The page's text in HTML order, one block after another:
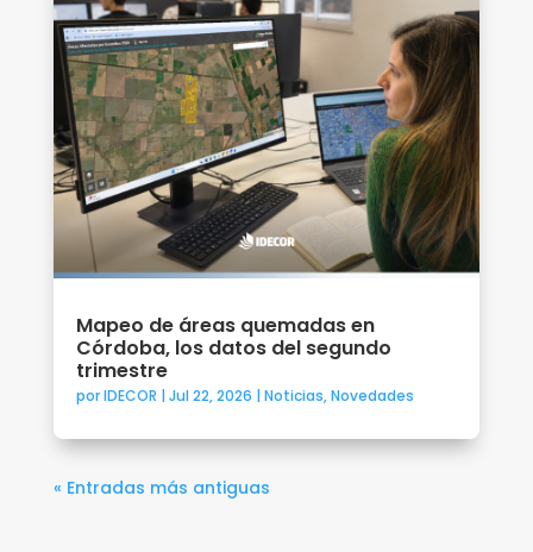
Mapeo de áreas quemadas en
Córdoba, los datos del segundo
trimestre
porIDECOR | Jul 22, 2026 | Noticias,Novedades
« Entradas más antiguas